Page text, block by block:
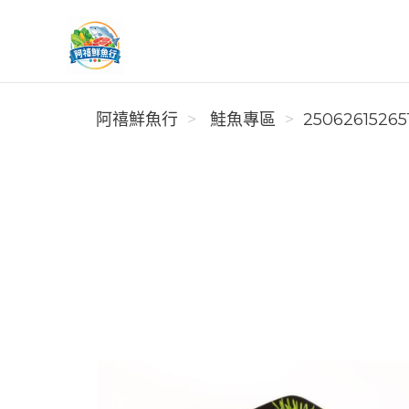
阿禧鮮魚行
阿禧鮮魚行
️ 鮭魚專區